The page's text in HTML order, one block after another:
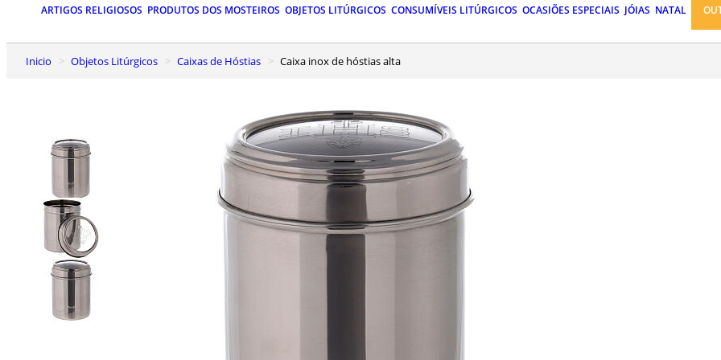
ARTIGOS RELIGIOSOS PRODUTOS DOS MOSTEIROS OBJETOS LITÚRGICOS CONSUMÍVEIS LITÚRGICOS OCASIÕES ESPECIAIS JÓIAS NATAL
Inicio Objetos Litúrgicos Caixas de Hóstias Caixa inox de hóstias alta